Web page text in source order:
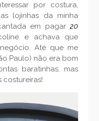
por costura,
lojinhas da minha
em pagar20
e achava que
Até que me
Paulo) não era bom
baratinhas, mas
costureiras!